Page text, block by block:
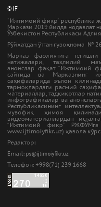
© IF
"Ижтимоий фикр" республика
Маркази 2019 йилда нодавлат
Ўзбекистон Республикаси
Рўйхатдан ўтган гувоҳнома №
Марказ фаолиятига
натижалари, таҳлилий
анонслар фақат “Ижтимоий
сайтида ва Марказнинг
саҳифаларида эълон
тармоқлардаги расмий
материаллар, тадқиқотлар
инфографикалар ва
Республикасининг
мувофиқ ҳимоя
видеоматериаллардан
“Ижтимоий фикр”
www.ijtimoiyfikr.uz) ҳавола
Редактор:
Email: ps@ijtimoiyfikr.uz
Tелефон: +998(71) 239 1668